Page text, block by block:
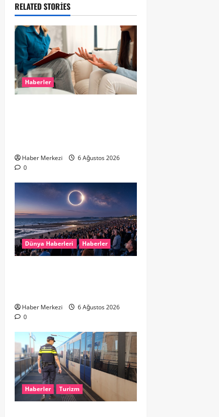
RELATED STORIES
Haberler
Haber Merkezi
6 Ağustos 2026
0
Dünya Haberleri Haberler
Haber Merkezi
6 Ağustos 2026
0
Haberler Turizm